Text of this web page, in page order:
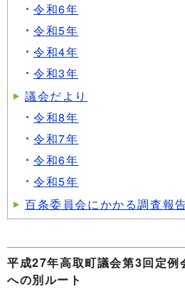
令和6年
令和5年
令和4年
令和3年
議会だより
令和8年
令和7年
令和6年
令和5年
百条委員会にかかる調査報
平成27年高取町議会第3回定例
への別ルート